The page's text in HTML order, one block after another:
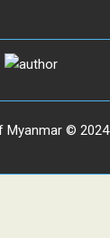
Myanmar © 2024